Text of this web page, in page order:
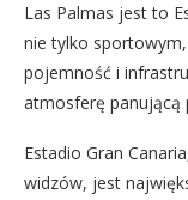
Las Palmas jest to
nie tylko sportowym,
pojemność i
atmosferę panującą
Estadio Gran
widzów, jest